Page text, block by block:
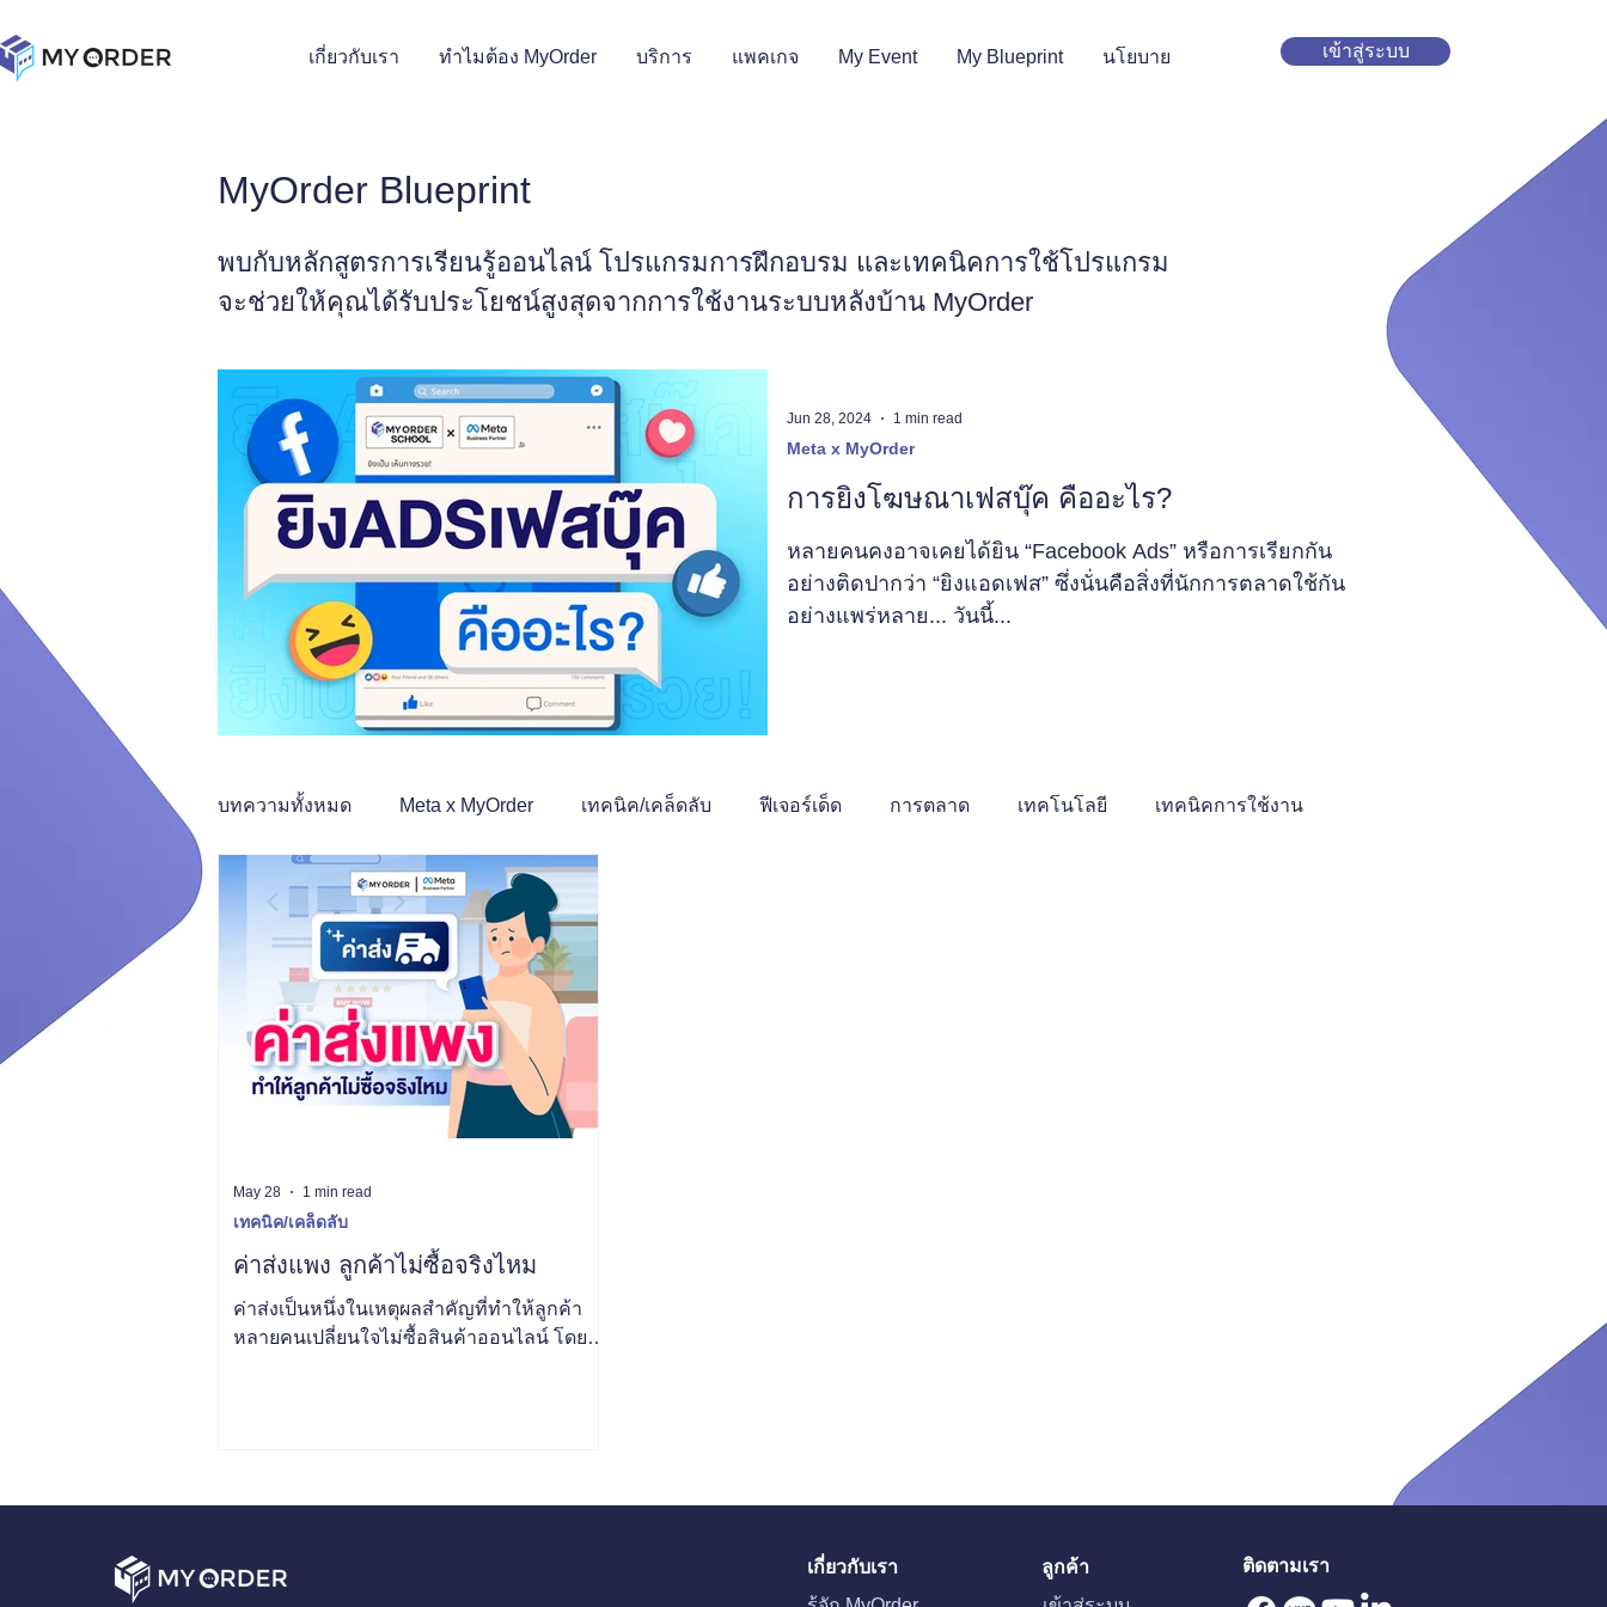
เกี่ยวกับเรา ทำไมต้อง MyOrder บริการ แพคเกจ My Event My Blueprint นโยบาย เข้าสู่ระบบ
MyOrder Blueprint
พบกับหลักสูตรการเรียนรู้ออนไลน์ โปรแกรมการฝึกอบรม และเทคนิคการใช้โปรแกรม
จะช่วยให้คุณได้รับประโยชน์สูงสุดจากการใช้งานระบบหลังบ้าน MyOrder
การยิงโฆษณาเฟสบุ๊ค คืออะไร?
หลายคนคงอาจเคยได้ยิน “Facebook Ads” หรือการเรียกกัน
อย่างติดปากว่า “ยิงแอดเฟส” ซึ่งนั่นคือสิ่งที่นักการตลาดใช้กัน
อย่างแพร่หลาย... วันนี้...
Meta x MyOrder
Jun 28, 2024 1 min read
บทความทั้งหมด Meta x MyOrder เทคนิค/เคล็ดลับ ฟีเจอร์เด็ด การตลาด เทคโนโลยี เทคนิคการใช้งาน
ค่าส่งแพง ลูกค้าไม่ซื้อจริงไหม
ค่าส่งเป็นหนึ่งในเหตุผลสำคัญที่ทำให้ลูกค้า
หลายคนเปลี่ยนใจไม่ซื้อสินค้าออนไลน์ โดย
แนวทางลดผลกระทบจากค่าส่งแบบใช้ได้จริง
เหมาะกับสินค้า และการใช้ระบบรวมขนส่ง
เทคนิค/เคล็ดลับ
May 28 1 min read
เกี่ยวกับเรา
ลูกค้า
ติดตามเรา